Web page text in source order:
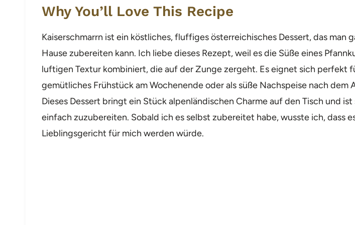
Why You’ll Love This Recipe
Kaiserschmarrn ist ein köstliches, fluffiges österreichisches Dessert, das man
Hause zubereiten kann. Ich liebe dieses Rezept, weil es die Süße eines
luftigen Textur kombiniert, die auf der Zunge zergeht. Es eignet sich perfekt
gemütliches Frühstück am Wochenende oder als süße Nachspeise nach dem
Dieses Dessert bringt ein Stück alpenländischen Charme auf den Tisch und
einfach zuzubereiten. Sobald ich es selbst zubereitet habe, wusste ich, dass
Lieblingsgericht für mich werden würde.